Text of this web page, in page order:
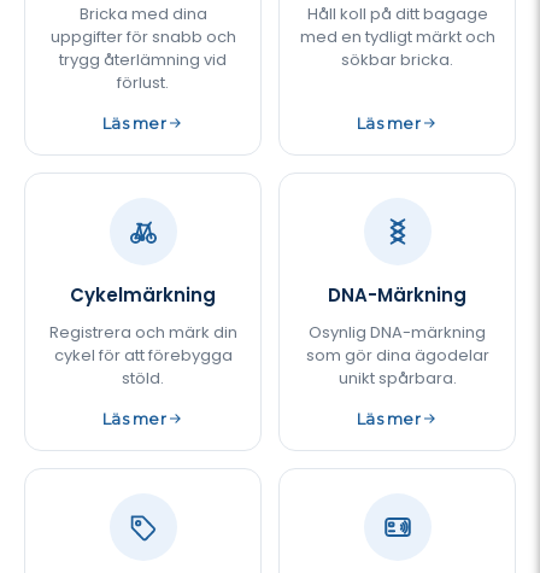
Bricka med dina
uppgifter för snabb och
trygg återlämning vid
förlust.
Läs mer
Håll koll på ditt bagage
med en tydligt märkt och
sökbar bricka.
Läs mer
Cykelmärkning
Registrera och märk din
cykel för att förebygga
stöld.
Läs mer
DNA-Märkning
Osynlig DNA-märkning
som gör dina ägodelar
unikt spårbara.
Läs mer